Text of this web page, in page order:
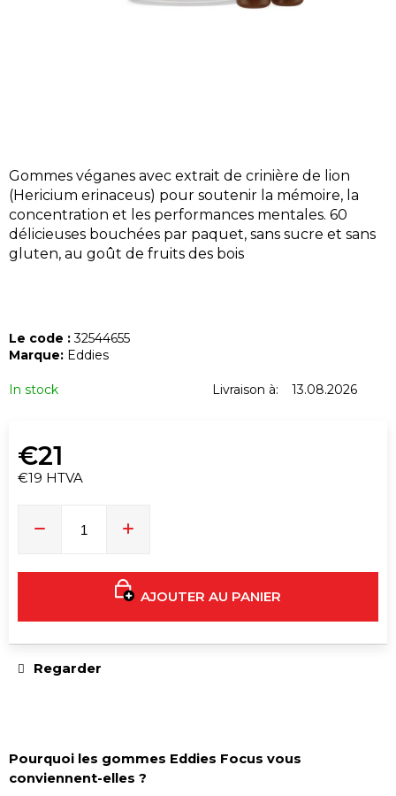
Gommes véganes avec extrait de crinière de lion
(Hericium erinaceus) pour soutenir la mémoire, la
concentration et les performances mentales. 60
délicieuses bouchées par paquet, sans sucre et sans
gluten, au goût de fruits des bois
Le code : 32544655
Marque: Eddies
In stock Livraison à: 13.08.2026
€21
€19 HTVA
AJOUTER AU PANIER
Regarder
Pourquoi les gommes Eddies Focus vous
conviennent-elles ?
RECHERCHE
N
r
e
o
m
a
n
s
DE
ALL